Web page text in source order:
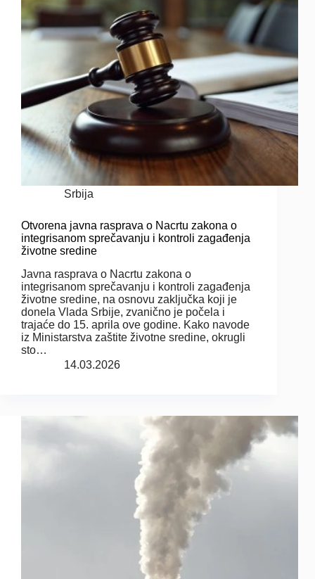
Srbija
Otvorena javna rasprava o Nacrtu zakona o
integrisanom sprečavanju i kontroli zagađenja
životne sredine
Javna rasprava o Nacrtu zakona o
integrisanom sprečavanju i kontroli zagađenja
životne sredine, na osnovu zaključka koji je
donela Vlada Srbije, zvanično je počela i
trajaće do 15. aprila ove godine. Kako navode
iz Ministarstva zaštite životne sredine, okrugli
sto…
14.03.2026